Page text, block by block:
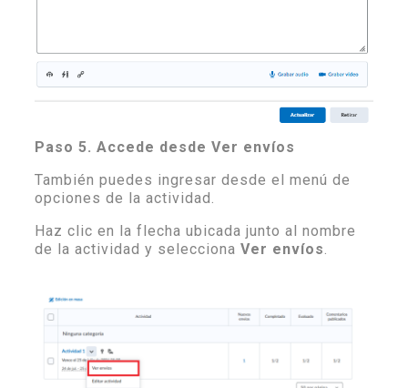
Paso 5. Accede desde Ver envíos
También puedes ingresar desde el menú de
opciones de la actividad.
Haz clic en la flecha ubicada junto al nombre
de la actividad y selecciona Ver envíos.